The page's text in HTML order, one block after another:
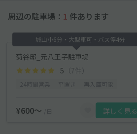
周辺の駐車場： 1 件あります
城山小6分・大型車可・バス停4分
菊谷邸_元八王子駐車場
5 （7件）
¥600〜 /日 詳しく見る